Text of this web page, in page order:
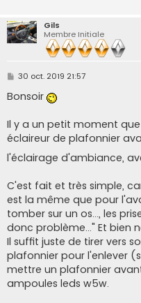
Gils
Membre Initiale
M
s
s
g
e
30 oct. 2019 21:57
Bonsoir
Il y a un petit moment
éclaireur de plafonnier
l'éclairage d'ambiance,
C'est fait et très simple,
est la même que pour
tomber sur un os..., les
donc problème..." Et bien
Il suffit juste de tirer vers
plafonnier pour l'enlever
mettre un plafonnier
ampoules leds w5w.